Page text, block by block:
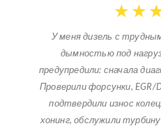
★ ★
У меня дизель с
дымностью под
предупредили: сначала
Проверили форсунки, EGR/
подтвердили износ
хонинг, обслужили